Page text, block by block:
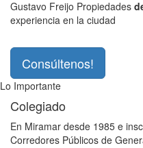
Gustavo Freijo Propiedades
experiencia en la ciudad
Consúltenos!
Lo Importante
Colegiado
En Miramar desde 1985 e
Corredores Públicos de